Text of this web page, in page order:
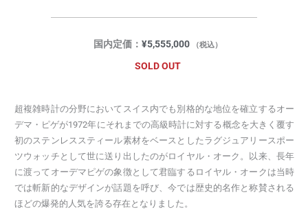
国内定価： ¥5,555,000 （税込）
SOLD OUT
超複雑時計の分野においてスイス内でも別格的な地位を確立するオー
デマ・ピゲが1972年にそれまでの高級時計に対する概念を大きく覆す
初のステンレススティール素材をベースとしたラグジュアリースポー
ツウォッチとして世に送り出したのがロイヤル・オーク。以来、長年
に渡ってオーデマピゲの象徴として君臨するロイヤル・オークは当時
では斬新的なデザインが話題を呼び、今では歴史的名作と称賛される
ほどの爆発的人気を誇る存在となりました。